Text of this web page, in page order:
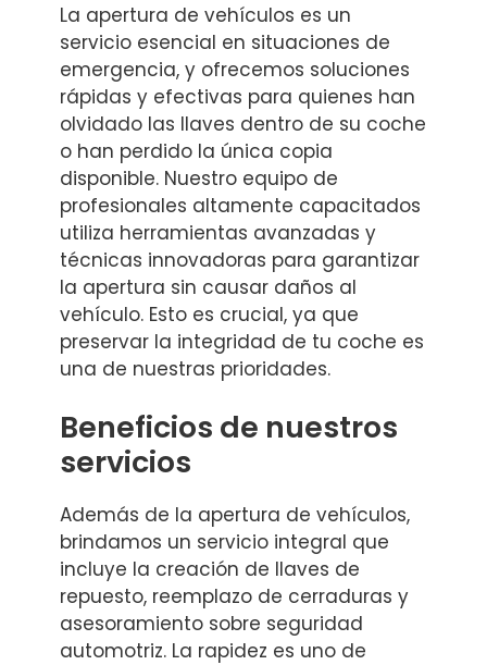
La apertura de vehículos es un
servicio esencial en situaciones de
emergencia, y ofrecemos soluciones
rápidas y efectivas para quienes han
olvidado las llaves dentro de su coche
o han perdido la única copia
disponible. Nuestro equipo de
profesionales altamente capacitados
utiliza herramientas avanzadas y
técnicas innovadoras para garantizar
la apertura sin causar daños al
vehículo. Esto es crucial, ya que
preservar la integridad de tu coche es
una de nuestras prioridades.
Beneficios de nuestros
servicios
Además de la apertura de vehículos,
brindamos un servicio integral que
incluye la creación de llaves de
repuesto, reemplazo de cerraduras y
asesoramiento sobre seguridad
automotriz. La rapidez es uno de